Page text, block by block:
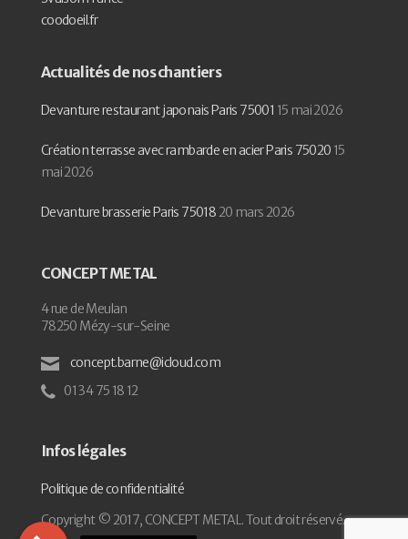
coodoeil.fr
Actualités de nos chantiers
Devanture restaurant japonais Paris 75001 15 mai 2026
Création terrasse avec rambarde en acier Paris 75020 15
mai 2026
Devanture brasserie Paris 75018 20 mars 2026
CONCEPT METAL
4 rue de Meulan
78250 Mézy-sur-Seine
concept.barne@icloud.com
01 34 75 18 12
Infos légales
Politique de confidentialité
Copyright © 2017, CONCEPT METAL. Tout droit réservé.